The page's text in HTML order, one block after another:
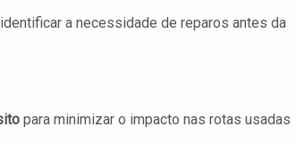
a necessidade de reparos antes da
para minimizar o impacto nas rotas usadas